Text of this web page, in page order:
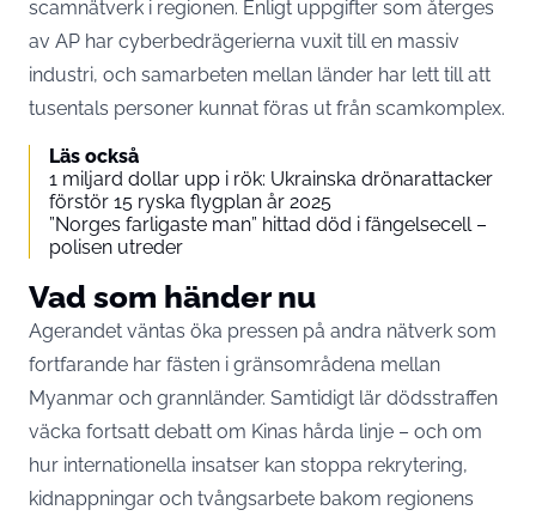
scamnätverk i regionen. Enligt uppgifter som återges
av AP har cyberbedrägerierna vuxit till en massiv
industri, och samarbeten mellan länder har lett till att
tusentals personer kunnat föras ut från scamkomplex.
Läs också
1 miljard dollar upp i rök: Ukrainska drönarattacker
förstör 15 ryska flygplan år 2025
”Norges farligaste man” hittad död i fängelsecell –
polisen utreder
Vad som händer nu
Agerandet väntas öka pressen på andra nätverk som
fortfarande har fästen i gränsområdena mellan
Myanmar och grannländer. Samtidigt lär dödsstraffen
väcka fortsatt debatt om Kinas hårda linje – och om
hur internationella insatser kan stoppa rekrytering,
kidnappningar och tvångsarbete bakom regionens